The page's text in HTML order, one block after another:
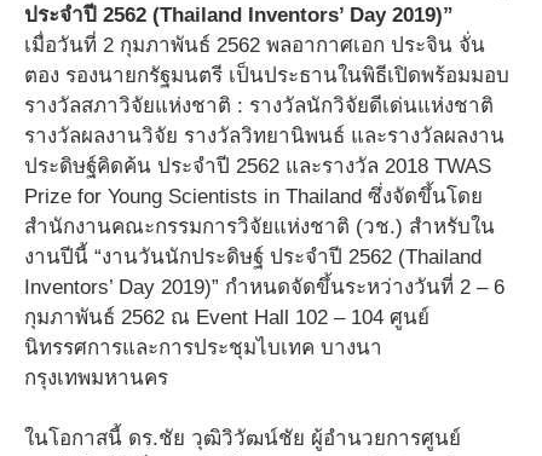
ประจำปี 2562 (Thailand Inventors’ Day 2019)”
เมื่อวันที่ 2 กุมภาพันธ์ 2562 พลอากาศเอก ประจิน จั่น
ตอง รองนายกรัฐมนตรี เป็นประธานในพิธีเปิดพร้อมมอบ
รางวัลสภาวิจัยแห่งชาติ : รางวัลนักวิจัยดีเด่นแห่งชาติ
รางวัลผลงานวิจัย รางวัลวิทยานิพนธ์ และรางวัลผลงาน
ประดิษฐ์คิดค้น ประจำปี 2562 และรางวัล 2018 TWAS
Prize for Young Scientists in Thailand ซึ่งจัดขึ้นโดย
สำนักงานคณะกรรมการวิจัยแห่งชาติ (วช.) สำหรับใน
งานปีนี้ “งานวันนักประดิษฐ์ ประจำปี 2562 (Thailand
Inventors’ Day 2019)” กำหนดจัดขึ้นระหว่างวันที่ 2 – 6
กุมภาพันธ์ 2562 ณ Event Hall 102 – 104 ศูนย์
นิทรรศการและการประชุมไบเทค บางนา
กรุงเทพมหานคร
ในโอกาสนี้ ดร.ชัย วุฒิวิวัฒน์ชัย ผู้อำนวยการศูนย์